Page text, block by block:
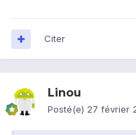
Citer
Linou
Posté(e) 27 février